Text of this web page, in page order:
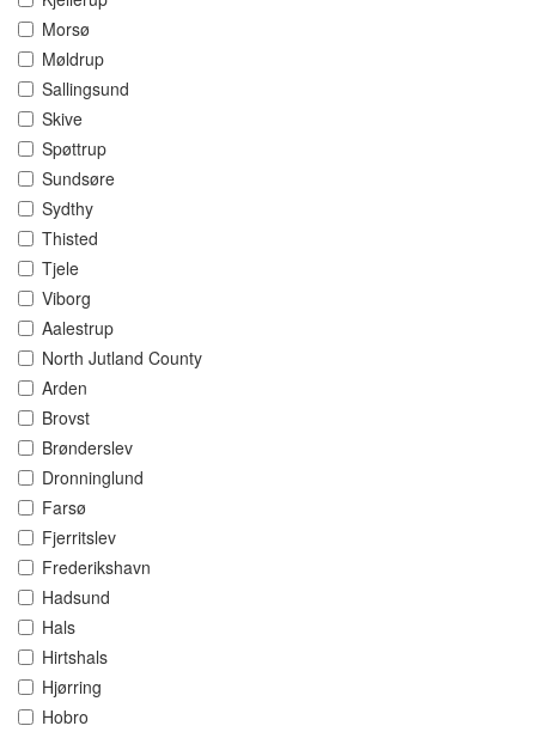
Morsø
Møldrup
Sallingsund
Skive
Spøttrup
Sundsøre
Sydthy
Thisted
Tjele
Viborg
Aalestrup
North Jutland County
Arden
Brovst
Brønderslev
Dronninglund
Farsø
Fjerritslev
Frederikshavn
Hadsund
Hals
Hirtshals
Hjørring
Hobro